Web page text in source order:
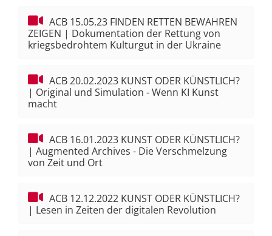
ACB 15.05.23 FINDEN RETTEN BEWAHREN
ZEIGEN | Dokumentation der Rettung von
kriegsbedrohtem Kulturgut in der Ukraine
ACB 20.02.2023 KUNST ODER KÜNSTLICH?
| Original und Simulation - Wenn KI Kunst
macht
ACB 16.01.2023 KUNST ODER KÜNSTLICH?
| Augmented Archives - Die Verschmelzung
von Zeit und Ort
ACB 12.12.2022 KUNST ODER KÜNSTLICH?
| Lesen in Zeiten der digitalen Revolution